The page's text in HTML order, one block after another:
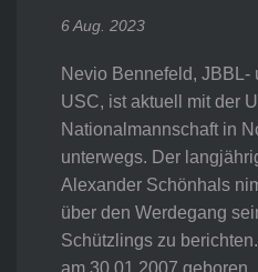
6 Aug. 2023
Nevio Bennefeld,
USC, ist aktuell mit der
Nationalmannschaft in
unterwegs. Der
Alexander Schönhals
über den Werdegang
Schützlings zu
am 30.01.2007